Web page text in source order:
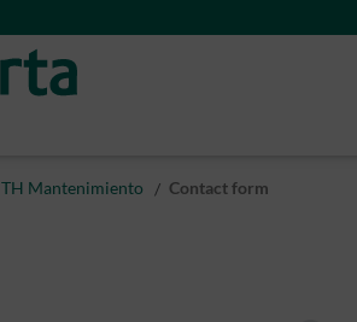
TH Mantenimiento Contact form